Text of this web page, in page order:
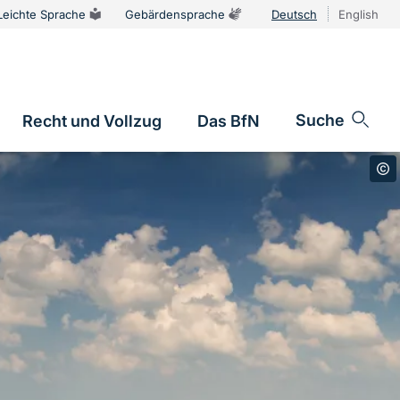
Sprache Gebärdensprache Deutsch English
Recht und Vollzug Das BfN Suche